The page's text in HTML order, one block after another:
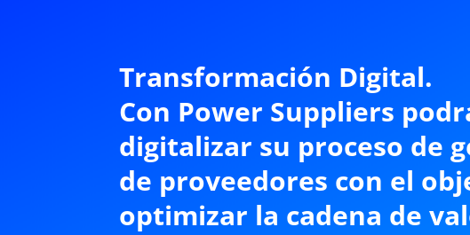
Transformación Digital.
Con Power Suppliers
digitalizar su proceso de
de proveedores con el
optimizar la cadena de